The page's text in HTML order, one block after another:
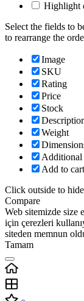
Highlight
Select the fields to
to rearrange the
Image
SKU
Rating
Price
Stock
Weight
Additional
Add to cart
Click outside to
Compare
Web sitemizde size
için çerezleri
siteden memnun
Tamam